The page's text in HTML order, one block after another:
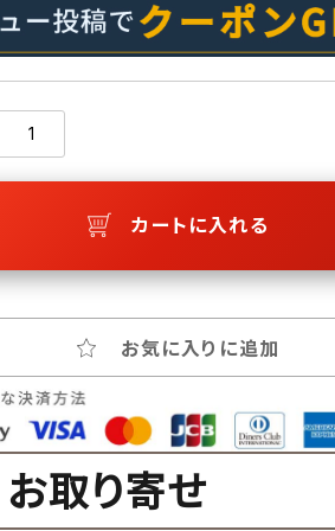
カートに入れる
お気に入りに追加
お取り寄せ